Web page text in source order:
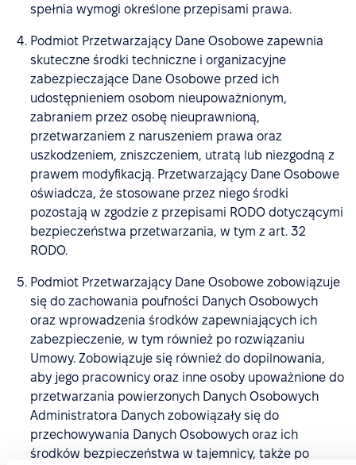
spełnia wymogi określone przepisami prawa.
Podmiot Przetwarzający Dane Osobowe zapewnia
skuteczne środki techniczne i organizacyjne
zabezpieczające Dane Osobowe przed ich
udostępnieniem osobom nieupoważnionym,
zabraniem przez osobę nieuprawnioną,
przetwarzaniem z naruszeniem prawa oraz
uszkodzeniem, zniszczeniem, utratą lub niezgodną z
prawem modyfikacją. Przetwarzający Dane Osobowe
oświadcza, że stosowane przez niego środki
pozostają w zgodzie z przepisami RODO dotyczącymi
bezpieczeństwa przetwarzania, w tym z art. 32
RODO.
Podmiot Przetwarzający Dane Osobowe zobowiązuje
się do zachowania poufności Danych Osobowych
oraz wprowadzenia środków zapewniających ich
zabezpieczenie, w tym również po rozwiązaniu
Umowy. Zobowiązuje się również do dopilnowania,
aby jego pracownicy oraz inne osoby upoważnione do
przetwarzania powierzonych Danych Osobowych
Administratora Danych zobowiązały się do
przechowywania Danych Osobowych oraz ich
środków bezpieczeństwa w tajemnicy, także po